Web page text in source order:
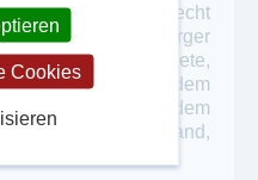
Lorenz Albrecht
Lübecker Bürger
in Lübeck gründete,
heutigen Tage in dem
Schmidt-Römhild, dem
in Deutschland,
Cookies